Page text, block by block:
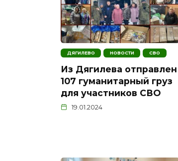
ДЯГИЛЕВО НОВОСТИ СВО
Из Дягилева отправлен
107 гуманитарный груз
для участников СВО
19.01.2024